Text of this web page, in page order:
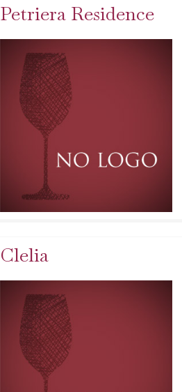
Petriera Residence
Clelia